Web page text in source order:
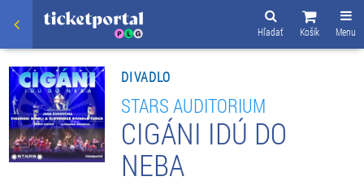
Menu
Košík
Hľadať
DIVADLO
STARS AUDITORIUM
CIGÁNI IDÚ DO
NEBA